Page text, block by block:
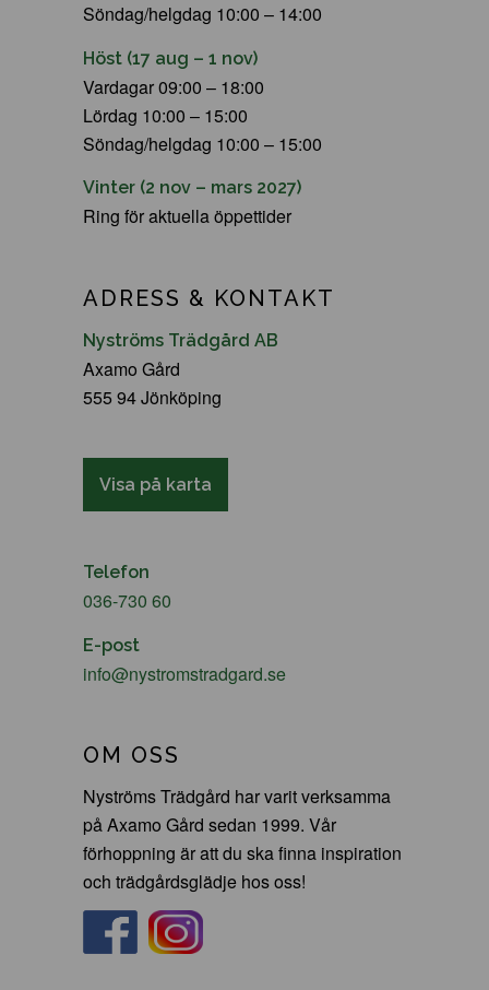
Söndag/helgdag 10:00 – 14:00
Höst (17 aug – 1 nov)
Vardagar 09:00 – 18:00
Lördag 10:00 – 15:00
Söndag/helgdag 10:00 – 15:00
Vinter (2 nov – mars 2027)
Ring för aktuella öppettider
ADRESS & KONTAKT
Nyströms Trädgård AB
Axamo Gård
555 94 Jönköping
Visa på karta
Telefon
036-730 60
E-post
info@nystromstradgard.se
OM OSS
Nyströms Trädgård har varit verksamma
på Axamo Gård sedan 1999. Vår
förhoppning är att du ska finna inspiration
och trädgårdsglädje hos oss!